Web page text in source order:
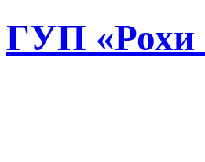
ГУП «Рохи